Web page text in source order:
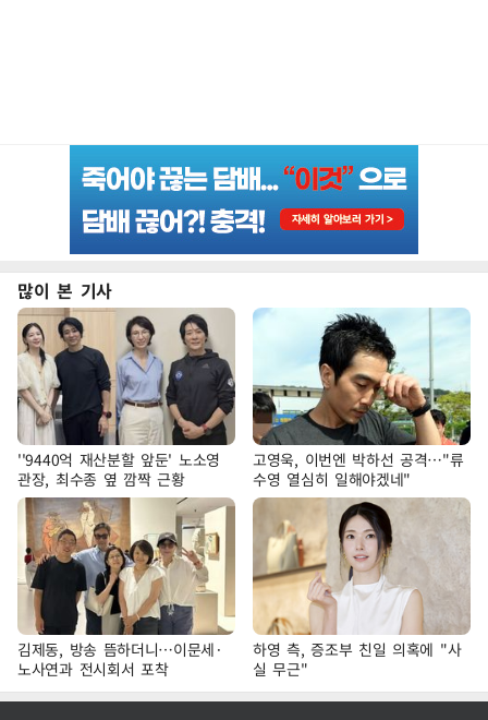
많이 본 기사
''9440억 재산분할 앞둔' 노소영
관장, 최수종 옆 깜짝 근황
고영욱, 이번엔 박하선 공격…"류
수영 열심히 일해야겠네"
김제동, 방송 뜸하더니…이문세·
노사연과 전시회서 포착
하영 측, 증조부 친일 의혹에 "사
실 무근"